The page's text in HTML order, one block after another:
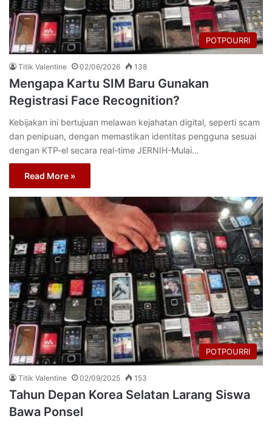
POTPOURRI
Titik Valentine 02/06/2026 138
Mengapa Kartu SIM Baru Gunakan
Registrasi Face Recognition?
Kebijakan ini bertujuan melawan kejahatan digital, seperti scam
dan penipuan, dengan memastikan identitas pengguna sesuai
dengan KTP-el secara real-time JERNIH-Mulai…
Read More »
POTPOURRI
Titik Valentine 02/09/2025 153
Tahun Depan Korea Selatan Larang Siswa
Bawa Ponsel